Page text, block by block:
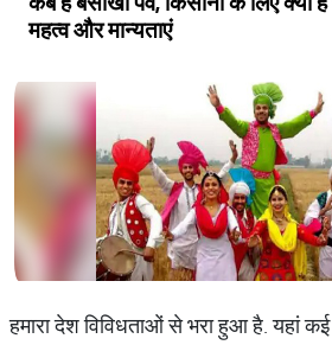
महत्व और मान्यताएं
हमारा देश विविधताओं से भरा हुआ है. यहां